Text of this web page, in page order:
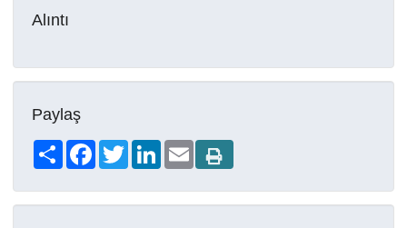
Alıntı
Paylaş
Share FacebookTwitterLinkedIn
Email